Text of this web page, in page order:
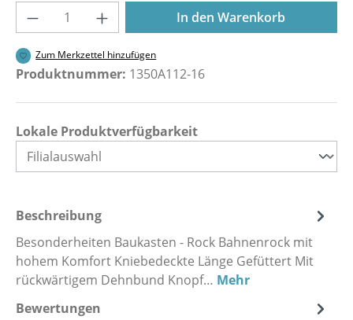
Produkt Anzahl: Gib den gewünschten
In den Warenkorb
Zum Merkzettel hinzufügen
Produktnummer: 1350A112-16
Lokale Produktverfügbarkeit
Beschreibung
Besonderheiten Baukasten - Rock Bahnenrock mit
hohem Komfort Kniebedeckte Länge Gefüttert Mit
rückwärtigem Dehnbund Knopf… Mehr
Bewertungen